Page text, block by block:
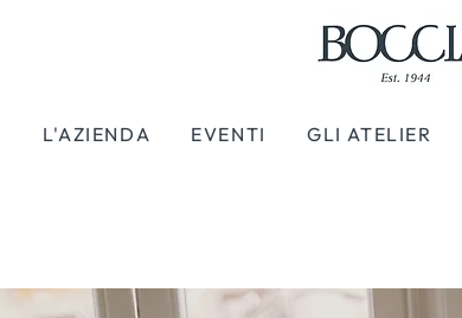
L'AZIENDA EVENTI GLI ATELIER